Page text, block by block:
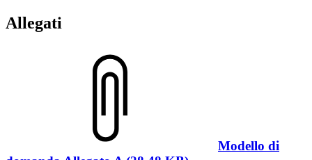
Allegati
Modello di